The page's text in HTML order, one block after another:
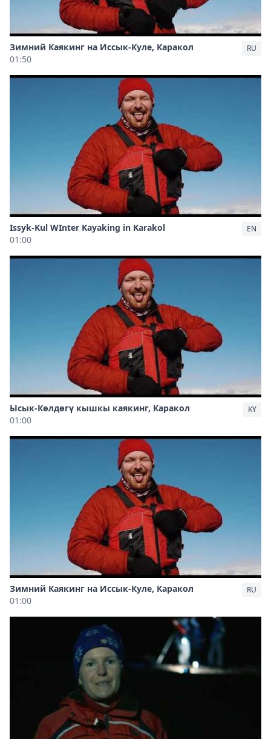
Зимний Каякинг на Иссык-Куле, Каракол
01:50
RU
Issyk-Kul WInter Kayaking in Karakol
01:00
EN
Ысык-Көлдөгү кышкы каякинг, Каракол
01:00
KY
Зимний Каякинг на Иссык-Куле, Каракол
01:00
RU